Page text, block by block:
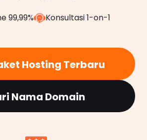
99,99% Konsultasi 1-on-1
Hosting Terbaru
Nama Domain